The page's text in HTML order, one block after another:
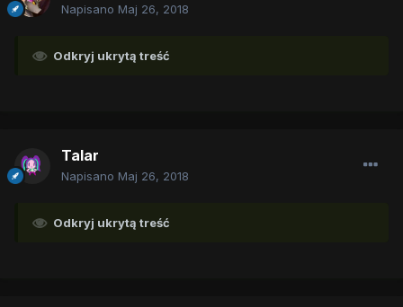
Napisano Maj 26, 2018
Odkryj ukrytą treść
Talar
Napisano Maj 26, 2018
Odkryj ukrytą treść